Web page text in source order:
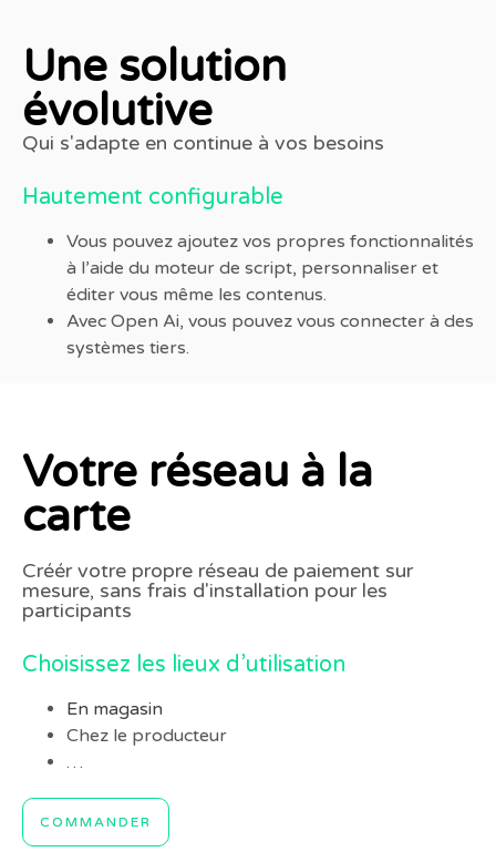
Une solution
évolutive
Qui s'adapte en continue à vos besoins
Hautement configurable
Vous pouvez ajoutez vos propres fonctionnalités
à l’aide du moteur de script, personnaliser et
éditer vous même les contenus.
Avec Open Ai, vous pouvez vous connecter à des
systèmes tiers.
Votre réseau à la
carte
Créér votre propre réseau de paiement sur
mesure, sans frais d'installation pour les
participants
Choisissez les lieux d’utilisation
En magasin
Chez le producteur
…
COMMANDER